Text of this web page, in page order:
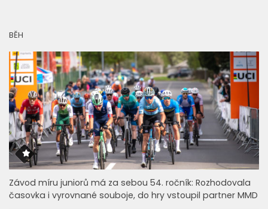
BĚH
Závod míru juniorů má za sebou 54. ročník: Rozhodovala
časovka i vyrovnané souboje, do hry vstoupil partner MMD